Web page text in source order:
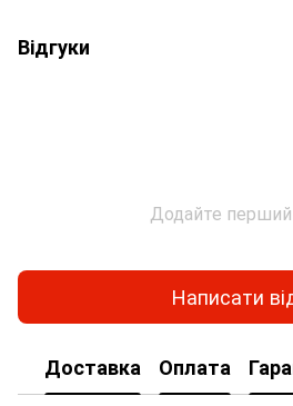
Відгуки
Додайте перший
Написати
Доставка Оплата